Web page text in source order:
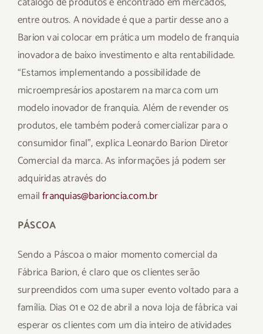
entre outros. A novidade é que a partir desse ano a
Barion vai colocar em prática um modelo de franquia
inovadora de baixo investimento e alta rentabilidade.
“Estamos implementando a possibilidade de
microempresários apostarem na marca com um
modelo inovador de franquia. Além de revender os
produtos, ele também poderá comercializar para o
consumidor final”, explica Leonardo Barion Diretor
Comercial da marca. As informações já podem ser
adquiridas através do
emailfranquias@barioncia.com.br
PÁSCOA
Sendo a Páscoa o maior momento comercial da
Fábrica Barion, é claro que os clientes serão
surpreendidos com uma super evento voltado para a
família. Dias 01 e 02 de abril a nova loja de fábrica vai
esperar os clientes com um dia inteiro de atividades